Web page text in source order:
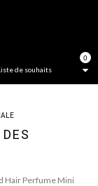
0
de souhaits
Hair Perfume Mini